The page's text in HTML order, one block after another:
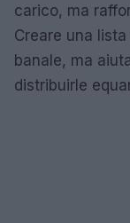
carico, ma
Creare una
banale, ma
distribuirle